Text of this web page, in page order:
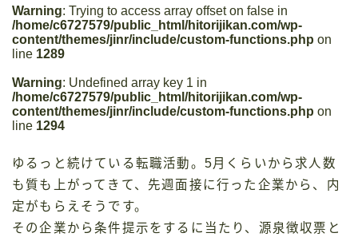
デモプリセット記事 Part04
デモプリセット記事 Part06
トップページ
利用規約／特定商取引法に基づく表記
有料記事の決済完了ページ
管理人プロフィール
運営者情報
Warning: Trying to access array offset on false in
/home/c6727579/public_html/hitorijikan.com/wp-
content/themes/jinr/include/custom-functions.php on
line 1289
Warning: Undefined array key 1 in
/home/c6727579/public_html/hitorijikan.com/wp-
content/themes/jinr/include/custom-functions.php on
line 1294
ゆるっと続けている転職活動。5月くらいから求人数
も質も上がってきて、先週面接に行った企業から、内
定がもらえそうです。
その企業から条件提示をするに当たり、源泉徴収票と